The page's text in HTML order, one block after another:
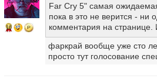
16
Far Cry 5" самая
пока в это не верится - ни
комментария на странице.
фаркрай вообще уже сто
просто тут голосование